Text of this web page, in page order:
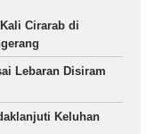
Cirarab di
Lebaran Disiram
Keluhan